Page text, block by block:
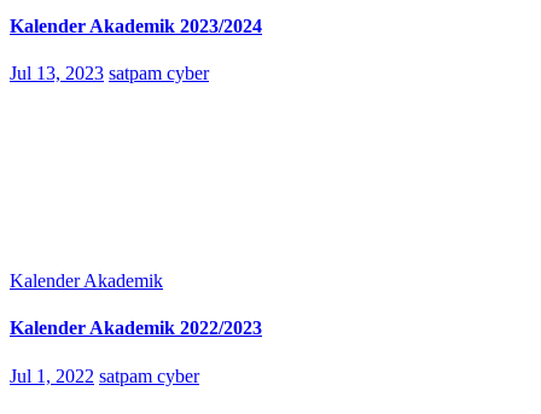
Kalender Akademik 2023/2024
Jul 13, 2023 satpam cyber
Kalender Akademik
Kalender Akademik 2022/2023
Jul 1, 2022 satpam cyber